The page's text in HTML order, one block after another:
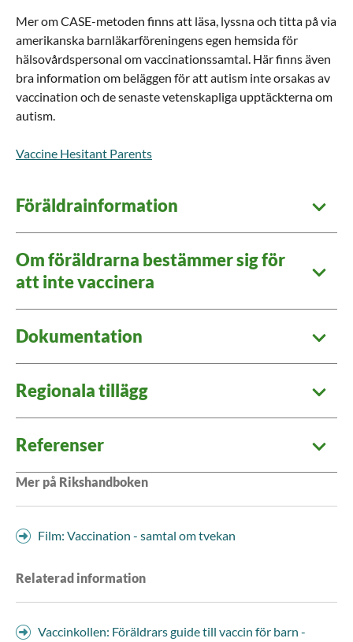
Mer om CASE-metoden finns att läsa, lyssna och titta på via
amerikanska barnläkarföreningens egen hemsida för
hälsovårdspersonal om vaccinationssamtal. Här finns även
bra information om beläggen för att autism inte orsakas av
vaccination och de senaste vetenskapliga upptäckterna om
autism.
​​​​​​​​​​​​​​​​​​​​​​​​Vaccine Hesitant Parents
Föräldrainformation
Om föräldrarna bestämmer sig för
att inte vaccinera
Dokumentation
Regionala tillägg
Referenser
Mer på Rikshandboken
Film: Vaccination - samtal om tvekan
Relaterad information
Vaccinkollen: Föräldrars guide till vaccin för barn -